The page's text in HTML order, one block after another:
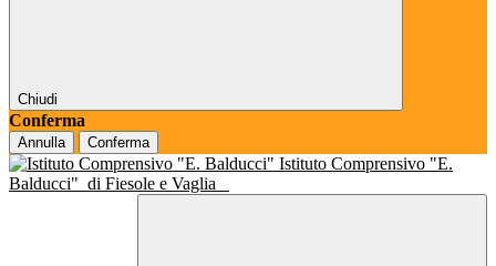
Chiudi
Conferma
Annulla Conferma
Istituto Comprensivo "E.
Balducci" di Fiesole e Vaglia